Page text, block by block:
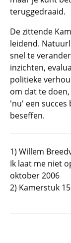
teruggedraaid.
De zittende
leidend.
snel te
inzichten,
politieke
om dat te
'nu' een succes
beseffen.
1) Willem
Ik laat me niet
oktober 2006
2) Kamerstuk